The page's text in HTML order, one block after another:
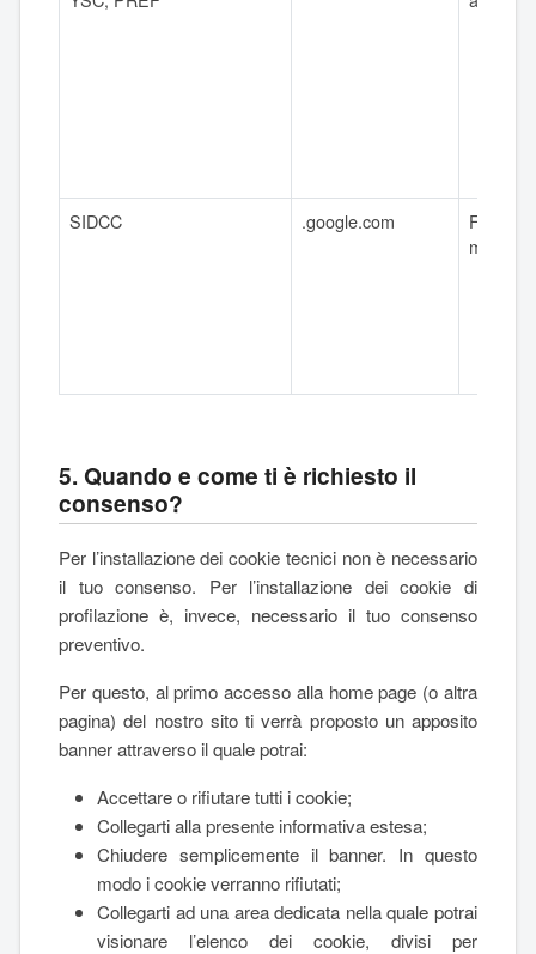
SIDCC .google.com
Fino a 6
mesi
5. Quando e come ti è richiesto il
consenso?
Per l’installazione dei cookie tecnici non è necessario
il tuo consenso. Per l’installazione dei cookie di
profilazione è, invece, necessario il tuo consenso
preventivo.
Per questo, al primo accesso alla home page (o altra
pagina) del nostro sito ti verrà proposto un apposito
banner attraverso il quale potrai:
Accettare o rifiutare tutti i cookie;
Collegarti alla presente informativa estesa;
Chiudere semplicemente il banner. In questo
modo i cookie verranno rifiutati;
Collegarti ad una area dedicata nella quale potrai
visionare l’elenco dei cookie, divisi per